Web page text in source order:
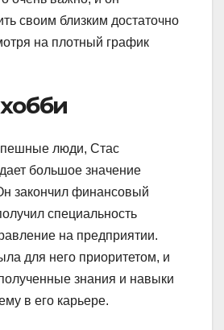
своим близким достаточно
на плотный график
люди, Стас
большое значение
закончил финансовый
специальность
на предприятии.
для него приоритетом, и
знания и навыки
в его карьере.